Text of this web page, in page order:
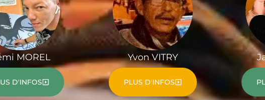
MOREL
D'INFOS
Yvon VITRY
PLUS D'INFOS